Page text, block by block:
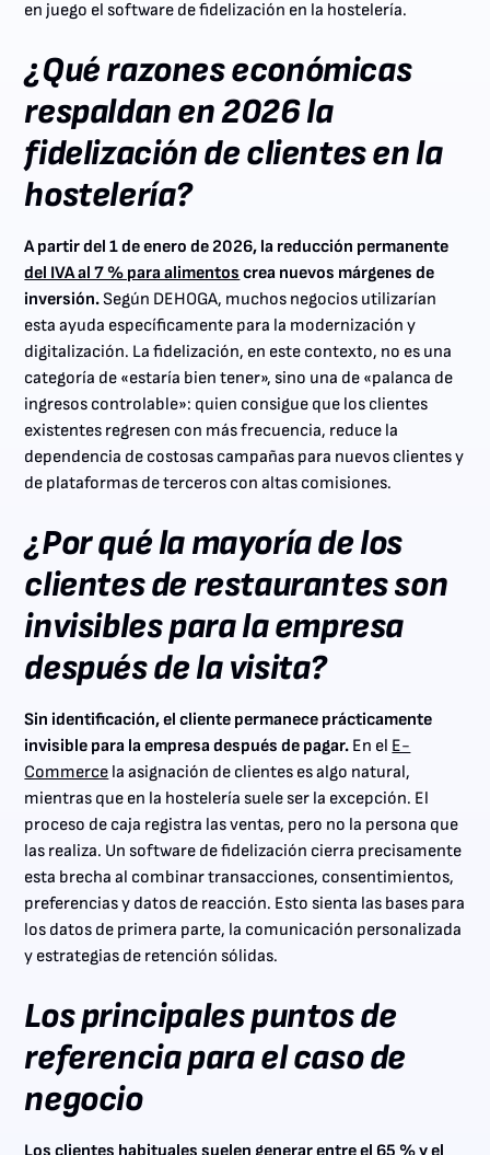
en juego el software de fidelización en la hostelería.
¿Qué razones económicas
respaldan en 2026 la
fidelización de clientes en la
hostelería?
A partir del 1 de enero de 2026, la reducción permanente
del IVA al 7 % para alimentos crea nuevos márgenes de
inversión.Según DEHOGA, muchos negocios utilizarían
esta ayuda específicamente para la modernización y
digitalización. La fidelización, en este contexto, no es una
categoría de «estaría bien tener», sino una de «palanca de
ingresos controlable»: quien consigue que los clientes
existentes regresen con más frecuencia, reduce la
dependencia de costosas campañas para nuevos clientes y
de plataformas de terceros con altas comisiones.
¿Por qué la mayoría de los
clientes de restaurantes son
invisibles para la empresa
después de la visita?
Sin identificación, el cliente permanece prácticamente
invisible para la empresa después de pagar. En el E-
Commerce la asignación de clientes es algo natural,
mientras que en la hostelería suele ser la excepción. El
proceso de caja registra las ventas, pero no la persona que
las realiza. Un software de fidelización cierra precisamente
esta brecha al combinar transacciones, consentimientos,
preferencias y datos de reacción. Esto sienta las bases para
los datos de primera parte, la comunicación personalizada
y estrategias de retención sólidas.
Los principales puntos de
referencia para el caso de
negocio